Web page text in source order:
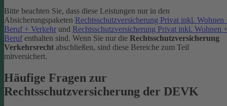
Bitte beachten Sie, dass diese Leistungen nur in den
Absicherungspaketen Rechtsschutzversicherung Privat inkl. Wohnen
Beruf + Verkehr und Rechtsschutzversicherung Privat inkl. Wohnen
Beruf enthalten sind. Wenn Sie nur die Rechtsschutzversicherung
Verkehrsrecht abschließen, sind diese Bereiche zum Teil
mitversichert.
Häufige Fragen zur
Rechtsschutzversicherung der DEVK